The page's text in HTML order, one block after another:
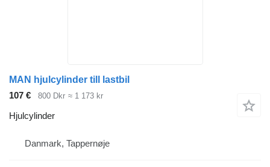
MAN hjulcylinder till lastbil
107 €
800 Dkr ≈ 1 173 kr
Hjulcylinder
Danmark, Tappernøje